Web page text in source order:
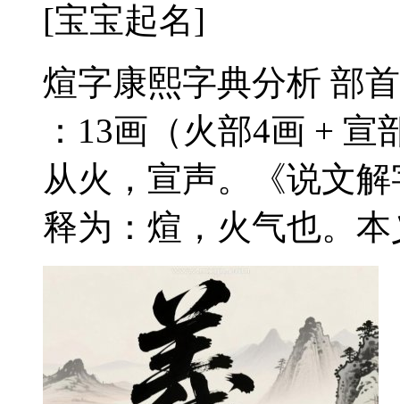
[宝宝起名]
煊字康熙字典分析 部
：13画（火部4画 +
从火，宣声。《说文
释为：煊，火气也。